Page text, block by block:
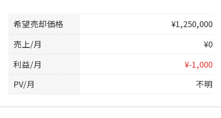
希望売却価格
¥1,250,000
売上/月
¥0
利益/月
¥-1,000
PV/月
不明